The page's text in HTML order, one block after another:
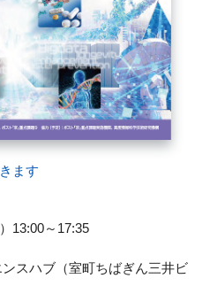
ます
13:00～17:35
スハブ（室町ちばぎん三井ビ